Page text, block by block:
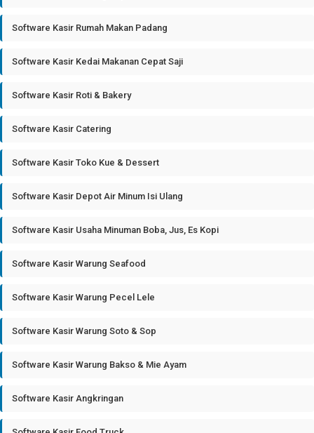
Software Kasir Rumah Makan Padang
Software Kasir Kedai Makanan Cepat Saji
Software Kasir Roti & Bakery
Software Kasir Catering
Software Kasir Toko Kue & Dessert
Software Kasir Depot Air Minum Isi Ulang
Software Kasir Usaha Minuman Boba, Jus, Es Kopi
Software Kasir Warung Seafood
Software Kasir Warung Pecel Lele
Software Kasir Warung Soto & Sop
Software Kasir Warung Bakso & Mie Ayam
Software Kasir Angkringan